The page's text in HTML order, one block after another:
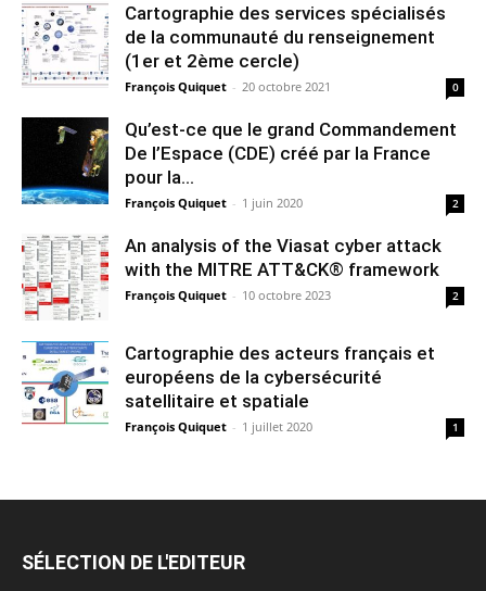
Cartographie des services spécialisés
de la communauté du renseignement
(1er et 2ème cercle)
François Quiquet - 20 octobre 2021 0
Qu’est-ce que le grand Commandement
De l’Espace (CDE) créé par la France
pour la...
François Quiquet - 1 juin 2020 2
An analysis of the Viasat cyber attack
with the MITRE ATT&CK® framework
François Quiquet - 10 octobre 2023 2
Cartographie des acteurs français et
européens de la cybersécurité
satellitaire et spatiale
François Quiquet - 1 juillet 2020 1
SÉLECTION DE L'EDITEUR